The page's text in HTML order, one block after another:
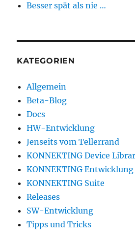
Besser spät als nie …
KATEGORIEN
Allgemein
Beta-Blog
Docs
HW-Entwicklung
Jenseits vom Tellerrand
KONNEKTING Device
KONNEKTING Entwicklung
KONNEKTING Suite
Releases
SW-Entwicklung
Tipps und Tricks